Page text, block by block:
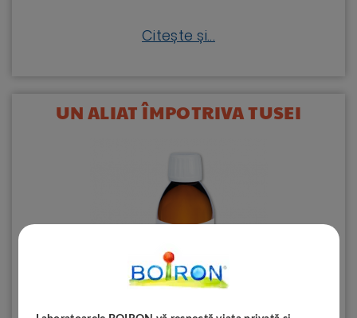
Citește și...
UN ALIAT ÎMPOTRIVA TUSEI